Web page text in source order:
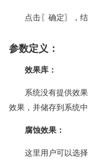
点击〖确定〗，
参数定义：
效果库：
系统没有提供效
效果，并储存到系统
腐蚀效果：
这里用户可以选